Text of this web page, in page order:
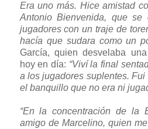
Era uno más. Hice amistad
Antonio Bienvenida, que se
jugadores con un traje de
hacía que sudara como un
García, quien desvelaba
hoy en día: “Viví la final
a los jugadores suplentes.
el banquillo que no era ni
“En la concentración de la
amigo de Marcelino, quien